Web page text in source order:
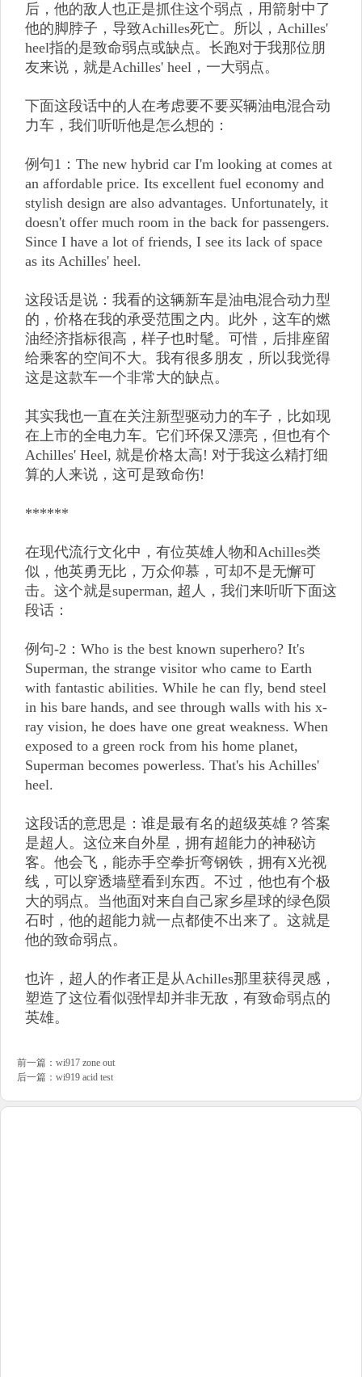
后，他的敌人也正是抓住这个弱点，用箭射中了
他的脚脖子，导致Achilles死亡。所以，Achilles'
heel指的是致命弱点或缺点。长跑对于我那位朋
友来说，就是Achilles' heel，一大弱点。
下面这段话中的人在考虑要不要买辆油电混合动
力车，我们听听他是怎么想的：
例句1：The new hybrid car I'm looking at comes at
an affordable price. Its excellent fuel economy and
stylish design are also advantages. Unfortunately, it
doesn't offer much room in the back for passengers.
Since I have a lot of friends, I see its lack of space
as its Achilles' heel.
这段话是说：我看的这辆新车是油电混合动力型
的，价格在我的承受范围之内。此外，这车的燃
油经济指标很高，样子也时髦。可惜，后排座留
给乘客的空间不大。我有很多朋友，所以我觉得
这是这款车一个非常大的缺点。
其实我也一直在关注新型驱动力的车子，比如现
在上市的全电力车。它们环保又漂亮，但也有个
Achilles' Heel, 就是价格太高! 对于我这么精打细
算的人来说，这可是致命伤!
******
在现代流行文化中，有位英雄人物和Achilles类
似，他英勇无比，万众仰慕，可却不是无懈可
击。这个就是superman, 超人，我们来听听下面这
段话：
例句-2：Who is the best known superhero? It's
Superman, the strange visitor who came to Earth
with fantastic abilities. While he can fly, bend steel
in his bare hands, and see through walls with his x-
ray vision, he does have one great weakness. When
exposed to a green rock from his home planet,
Superman becomes powerless. That's his Achilles'
heel.
这段话的意思是：谁是最有名的超级英雄？答案
是超人。这位来自外星，拥有超能力的神秘访
客。他会飞，能赤手空拳折弯钢铁，拥有X光视
线，可以穿透墙壁看到东西。不过，他也有个极
大的弱点。当他面对来自自己家乡星球的绿色陨
石时，他的超能力就一点都使不出来了。这就是
他的致命弱点。
也许，超人的作者正是从Achilles那里获得灵感，
塑造了这位看似强悍却并非无敌，有致命弱点的
英雄。
前一篇： wi917 zone out
后一篇： wi919 acid test